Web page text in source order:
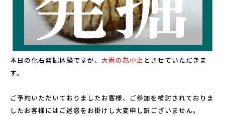
よくある質問
周辺スポット
本日の化石発掘体験ですが、 大雨の為中止 とさせていただきま
す。
ご予約いただいておりましたお客様、ご参加を検討されておりま
したお客様にはご迷惑をお掛けし大変申し訳ございません。